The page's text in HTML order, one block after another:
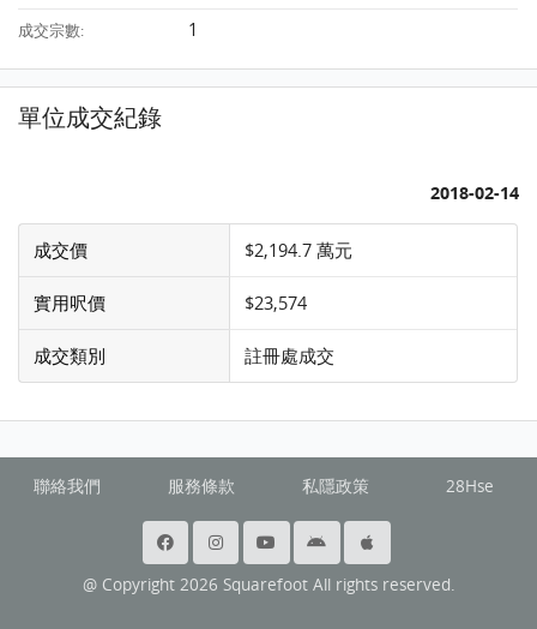
成交宗數: 1
單位成交紀錄
2018-02-14
成交價 $2,194.7 萬元
實用呎價 $23,574
成交類別 註冊處成交
聯絡我們 服務條款 私隱政策 28Hse
@ Copyright 2026 Squarefoot All rights reserved.